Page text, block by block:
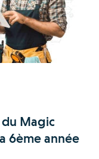
du Magic
6ème année